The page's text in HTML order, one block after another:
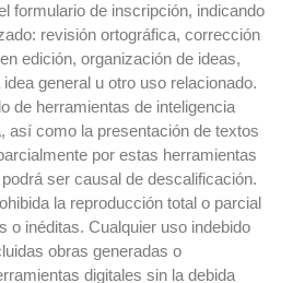
formulario de inscripción, indicando
revisión ortográfica, corrección
edición, organización de ideas,
general u otro uso relacionado.
de herramientas de inteligencia
así como la presentación de textos
por estas herramientas
ser causal de descalificación.
la reproducción total o parcial
o inéditas. Cualquier uso indebido
obras generadas o
digitales sin la debida